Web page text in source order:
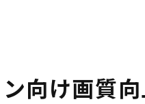
向け画質